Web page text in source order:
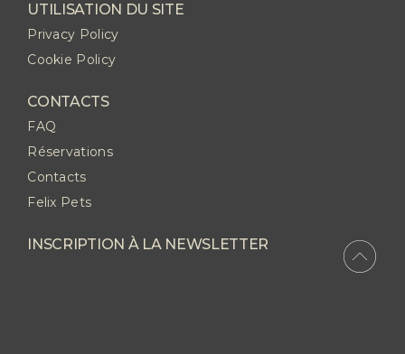
UTILISATION DU SITE
Privacy Policy
Cookie Policy
CONTACTS
FAQ
Réservations
Contacts
Felix Pets
INSCRIPTION À LA NEWSLETTER